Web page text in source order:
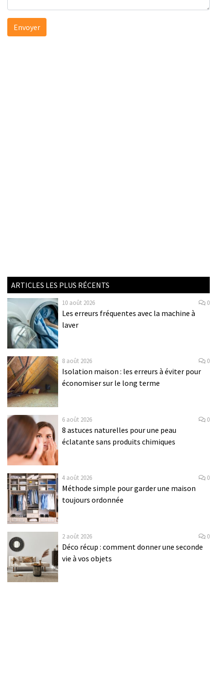
Envoyer
ARTICLES LES PLUS RÉCENTS
10 août 2026 0
Les erreurs fréquentes avec la machine à
laver
8 août 2026 0
Isolation maison : les erreurs à éviter pour
économiser sur le long terme
6 août 2026 0
8 astuces naturelles pour une peau
éclatante sans produits chimiques
4 août 2026 0
Méthode simple pour garder une maison
toujours ordonnée
2 août 2026 0
Déco récup : comment donner une seconde
vie à vos objets